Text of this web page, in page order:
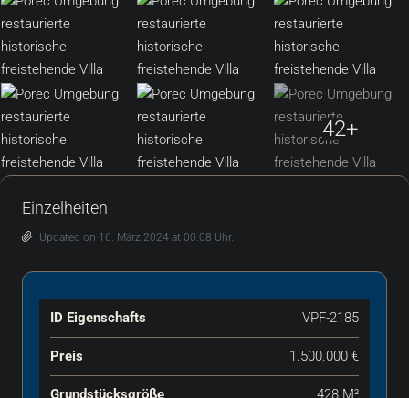
42+
Einzelheiten
Updated on 16. März 2024 at 00:08 Uhr.
ID Eigenschafts VPF-2185
Preis 1.500.000 €
Grundstücksgröße 428 M²